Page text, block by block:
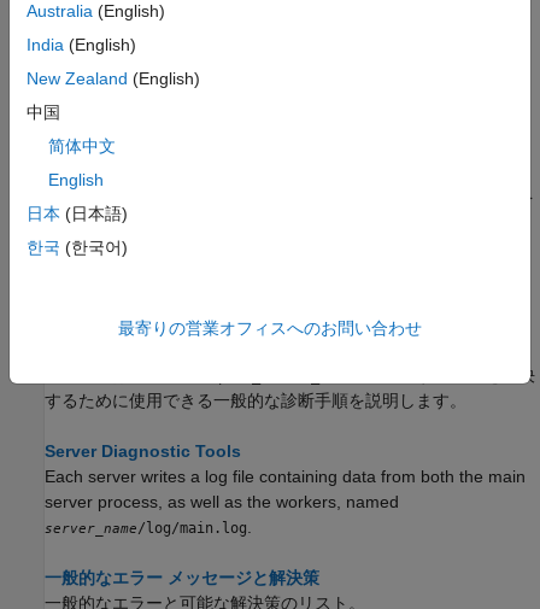
トピック
サーバー ステータスの確認
ログ ファイルの管理
main_config
グの詳細レベルを設定し、ログのローテーションとアーカイブを
行う。
の起動に関する問題を解決
するために使用できる一般的な診断手順を説明します。
Server Diagnostic Tools
Each server writes a log file containing data from both the main
server process, as well as the workers, named
server_name/log/main.log
一般的なエラー メッセージと解決策
一般的なエラーと可能な解決策のリスト。
Australia (English)
India (English)
New Zealand (English)
中国
简体中文
English
日本 (日本語)
한국 (한국어)
最寄りの営業オフィスへのお問い合わせ